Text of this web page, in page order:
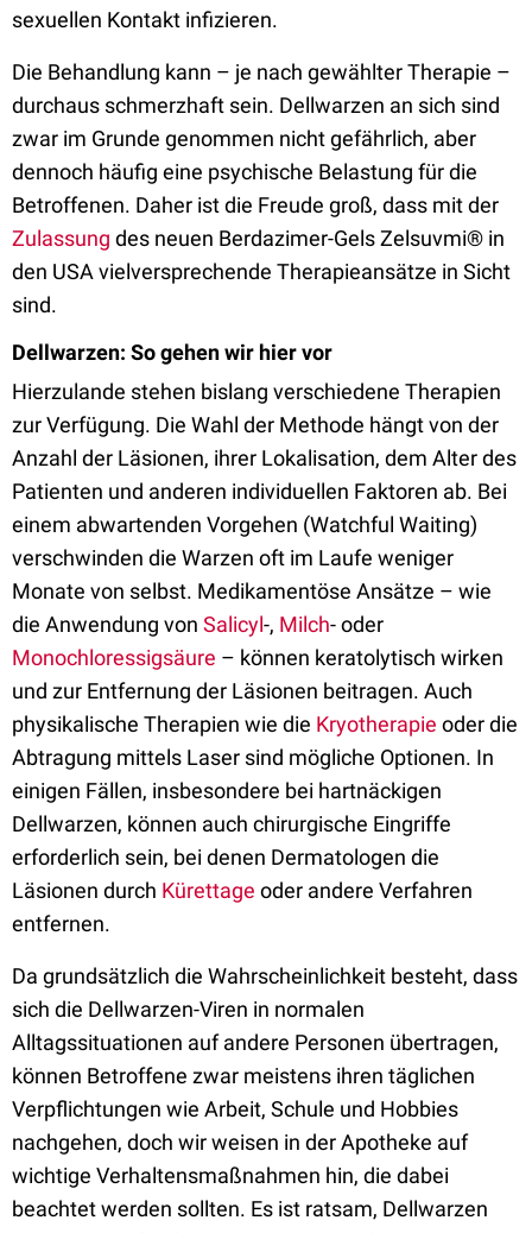
sexuellen Kontakt infizieren.
Die Behandlung kann – je nach gewählter Therapie –
durchaus schmerzhaft sein. Dellwarzen an sich sind
zwar im Grunde genommen nicht gefährlich, aber
dennoch häufig eine psychische Belastung für die
Betroffenen. Daher ist die Freude groß, dass mit der
Zulassung des neuen Berdazimer-Gels Zelsuvmi® in
den USA vielversprechende Therapieansätze in Sicht
sind.
Dellwarzen: So gehen wir hier vor
Hierzulande stehen bislang verschiedene Therapien
zur Verfügung. Die Wahl der Methode hängt von der
Anzahl der Läsionen, ihrer Lokalisation, dem Alter des
Patienten und anderen individuellen Faktoren ab. Bei
einem abwartenden Vorgehen (Watchful Waiting)
verschwinden die Warzen oft im Laufe weniger
Monate von selbst. Medikamentöse Ansätze – wie
die Anwendung von Salicyl-, Milch- oder
Monochloressigsäure – können keratolytisch wirken
und zur Entfernung der Läsionen beitragen. Auch
physikalische Therapien wie die Kryotherapie oder die
Abtragung mittels Laser sind mögliche Optionen. In
einigen Fällen, insbesondere bei hartnäckigen
Dellwarzen, können auch chirurgische Eingriffe
erforderlich sein, bei denen Dermatologen die
Läsionen durch Kürettage oder andere Verfahren
entfernen.
Da grundsätzlich die Wahrscheinlichkeit besteht, dass
sich die Dellwarzen-Viren in normalen
Alltagssituationen auf andere Personen übertragen,
können Betroffene zwar meistens ihren täglichen
Verpflichtungen wie Arbeit, Schule und Hobbies
nachgehen, doch wir weisen in der Apotheke auf
wichtige Verhaltensmaßnahmen hin, die dabei
beachtet werden sollten. Es ist ratsam, Dellwarzen